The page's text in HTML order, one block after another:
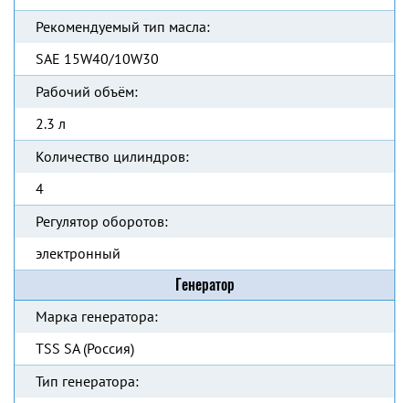
Рекомендуемый тип масла:
SAE 15W40/10W30
Рабочий объём:
2.3 л
Количество цилиндров:
4
Регулятор оборотов:
электронный
Генератор
Марка генератора:
TSS SA (Россия)
Тип генератора: